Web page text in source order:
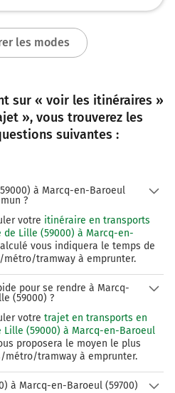
les modes
sur « voir les itinéraires »
», vous trouverez les
suivantes :
à Marcq-en-Baroeul
?
votre itinéraire en transports
Lille (59000) à Marcq-en-
vous indiquera le temps de
tramway à emprunter.
pour se rendre à Marcq-
(59000) ?
votre trajet en transports en
(59000) à Marcq-en-Baroeul
proposera le moyen le plus
métro/tramway à emprunter.
à Marcq-en-Baroeul (59700)